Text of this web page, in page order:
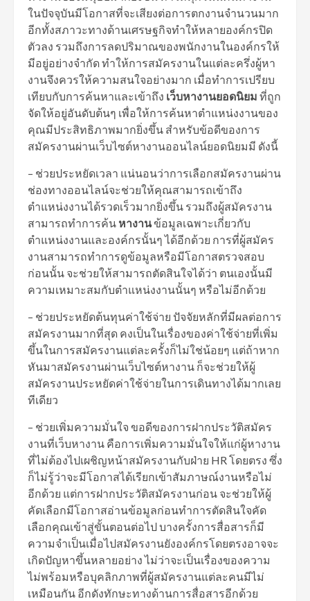
ในปัจจุบันมีโอกาสที่จะเสียงต่อการตกงานจำนวนมาก
อีกทั้งสภาวะทางด้านเศรษฐกิจทำให้หลายองค์กรปิด
ตัวลง รวมถึงการลดปริมาณของพนักงานในองค์กรให้
มีอยู่อย่างจำกัด ทำให้การสมัครงานในแต่ละครึ่งผู้หา
งานจึงควรให้ความสนใจอย่างมาก เมื่อทำการเปรียบ
เทียบกับการค้นหาและเข้าถึง เว็บหางานยอดนิยม ที่ถูก
จัดให้อยู่อันดับต้นๆ เพื่อให้การค้นหาตำแหน่งงานของ
คุณมีประสิทธิภาพมากยิ่งขึ้น สำหรับข้อดีของการ
สมัครงานผ่านเว็บไซต์หางานออนไลน์ยอดนิยมมี ดังนี้
– ช่วยประหยัดเวลา แน่นอนว่าการเลือกสมัครงานผ่าน
ช่องทางออนไลน์จะช่วยให้คุณสามารถเข้าถึง
ตำแหน่งงานได้รวดเร็วมากยิ่งขึ้น รวมถึงผู้สมัครงาน
สามารถทำการค้น หางานข้อมูลเฉพาะเกี่ยวกับ
ตำแหน่งงานและองค์กรนั้นๆ ได้อีกด้วย การที่ผู้สมัคร
งานสามารถทำการดูข้อมูลหรือมีโอกาสตรวจสอบ
ก่อนนั้น จะช่วยให้สามารถตัดสินใจได้ว่า ตนเองนั้นมี
ความเหมาะสมกับตำแหน่งงานนั้นๆ หรือไม่อีกด้วย
– ช่วยประหยัดต้นทุนค่าใช้จ่าย ปัจจัยหลักที่มีผลต่อการ
สมัครงานมากที่สุด คงเป็นในเรื่องของค่าใช้จ่ายที่เพิ่ม
ขึ้นในการสมัครงานแต่ละครั้งก็ไม่ใช่น้อยๆ แต่ถ้าหาก
หันมาสมัครงานผ่านเว็บไซต์หางาน ก็จะช่วยให้ผู้
สมัครงานประหยัดค่าใช้จ่ายในการเดินทางได้มากเลย
ทีเดียว
– ช่วยเพิ่มความมั่นใจ ขอดีของการฝากประวัติสมัคร
งานที่เว็บหางาน คือการเพิ่มความมั่นใจให้แก่ผู้หางาน
ที่ไม่ต้องไปเผชิญหน้าสมัครงานกับฝ่าย HR โดยตรง ซึ่ง
ก็ไม่รู้ว่าจะมีโอกาสได้เรียกเข้าสัมภาษณ์งานหรือไม่
อีกด้วย แต่การฝากประวัติสมัครงานก่อน จะช่วยให้ผู้
คัดเลือกมีโอกาสอ่านข้อมูลก่อนทำการตัดสินใจคัด
เลือกคุณเข้าสู่ขั้นตอนต่อไป บางครั้งการสื่อสารก็มี
ความจำเป็นเมื่อไปสมัครงานยังองค์กรโดยตรงอาจจะ
เกิดปัญหาขึ้นหลายอย่าง ไม่ว่าจะเป็นเรื่องของความ
ไม่พร้อมหรือบุคลิกภาพที่ผู้สมัครงานแต่ละคนมีไม่
เหมือนกัน อีกดังทักษะทางด้านการสื่อสารอีกด้วย